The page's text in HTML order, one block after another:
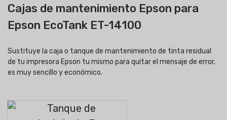
Cajas de mantenimiento Epson para
Epson EcoTank ET-14100
Sustituye la caja o tanque de mantenimiento de tinta residual
de tu impresora Epson tu mismo para quitar el mensaje de error,
es muy sencillo y económico.